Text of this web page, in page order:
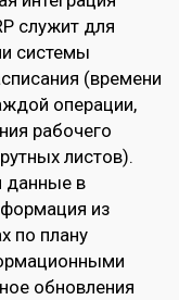
служит для
системы
(времени
операции,
рабочего
листов).
данные в
из
по плану
обновления